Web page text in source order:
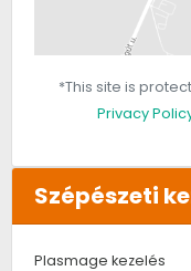
*This site is
Privacy
Szépészeti
Plasmage kezelés